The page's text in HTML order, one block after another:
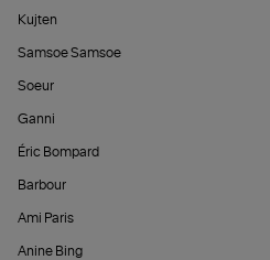
Kujten
Samsoe Samsoe
Soeur
Ganni
Éric Bompard
Barbour
Ami Paris
Anine Bing